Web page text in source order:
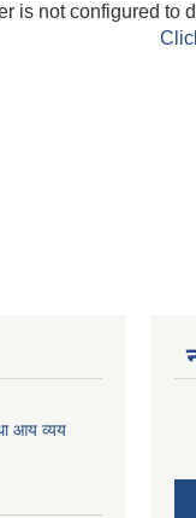
is not configured to
आय व्यय